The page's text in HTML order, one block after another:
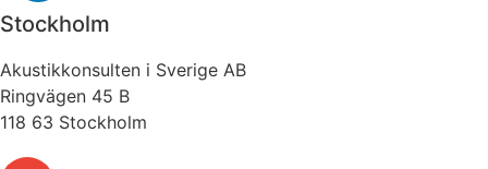
Stockholm
Akustikkonsulten i Sverige AB
Ringvägen 45 B
118 63 Stockholm